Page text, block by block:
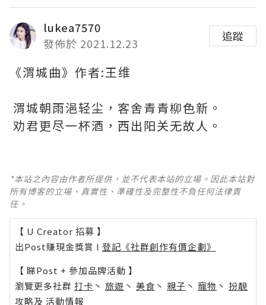
lukea7570
發佈於 2021.12.23
追蹤
《渭城曲》作者:王维
渭城朝雨浥轻尘，客舍青青柳色新。
劝君更尽一杯酒，西出阳关无故人。
*本站之內容由作者所提供，並不代表本站的立場。因此本站對
所有博客的立場、真實性、準確性及完整性不負任何法律責
任。
【 U Creator 招募 】
出Post賺現金獎賞 l 登記《社群創作有價企劃》
【 睇Post + 參加品牌活動 】
瀏覽更多社群 打卡 丶 旅遊 丶 美食 丶 親子 丶 寵物 丶 扮靚
攻略及 活動情報